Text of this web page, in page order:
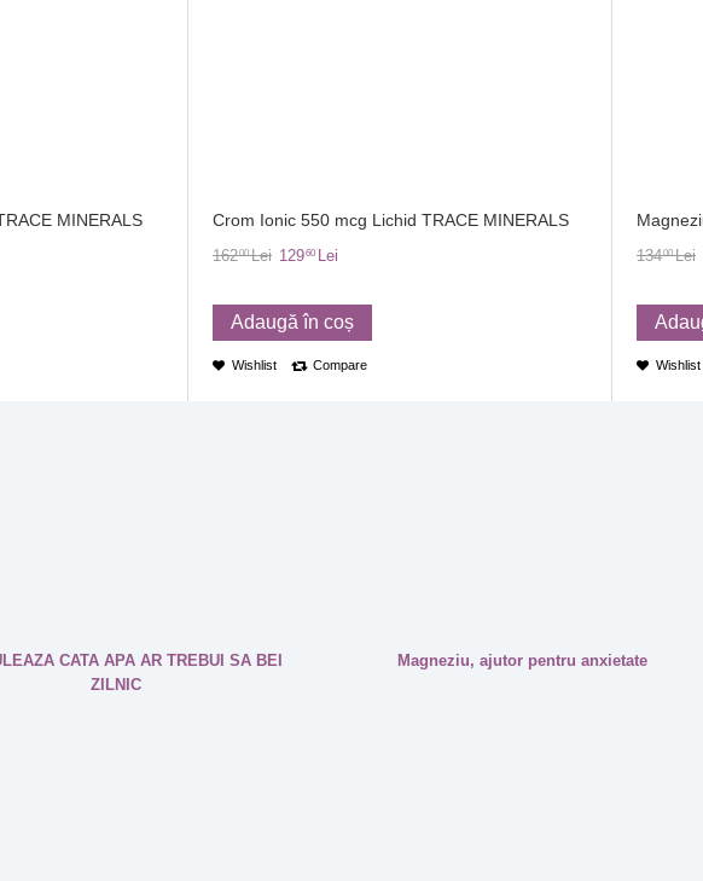
MINERALS Crom Ionic 550 mcg Lichid TRACE MINERALS
16200Lei 12960 Lei
Adaugă în coș
Wishlist Compare
13400Lei
Wishlist
CATA APA AR TREBUI SA BEI
ZILNIC
Magneziu, ajutor pentru anxietate